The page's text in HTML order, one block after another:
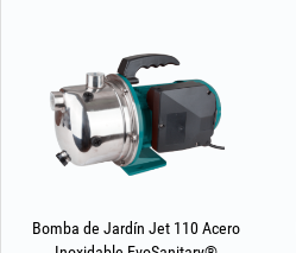
Bomba de Jardín Jet 110 Acero